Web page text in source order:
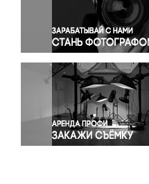
Правосудие
Происшествия и
Религия
Светская жизнь
Спорт
Экология
Экономика и бизнес